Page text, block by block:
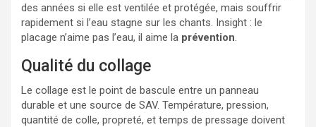
des années si elle est ventilée et protégée, mais souffrir
rapidement si l’eau stagne sur les chants. Insight : le
placage n’aime pas l’eau, il aime la prévention.
Qualité du collage
Le collage est le point de bascule entre un panneau
durable et une source de SAV. Température, pression,
quantité de colle, propreté, et temps de pressage doivent